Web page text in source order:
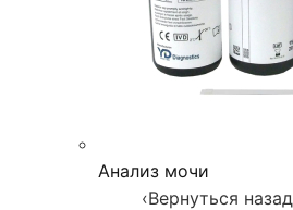
Анализ мочи
‹Вернуться назад